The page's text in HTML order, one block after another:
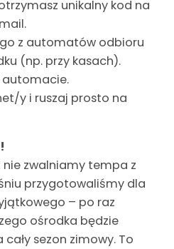
unikalny kod na
z automatów odbioru
(np. przy kasach).
automacie.
y i ruszaj prosto na
nie zwalniamy tempa z
przygotowaliśmy dla
– po raz
ośrodka będzie
sezon zimowy. To